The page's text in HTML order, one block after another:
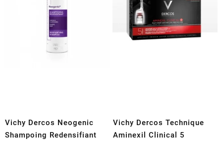
Vichy Dercos Neogenic
Shampoing Redensifiant
Vichy Dercos Technique
Aminexil Clinical 5